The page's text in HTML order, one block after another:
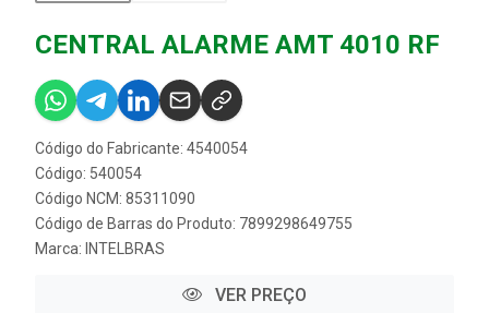
CENTRAL ALARME AMT 4010 RF
Código do Fabricante: 4540054
Código: 540054
Código NCM: 85311090
Código de Barras do Produto: 7899298649755
Marca: INTELBRAS
VER PREÇO